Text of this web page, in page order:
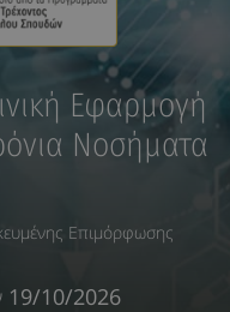
Εφαρμογή
Νοσήματα
Επιμόρφωσης
19/10/2026